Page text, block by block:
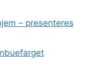
– presenteres